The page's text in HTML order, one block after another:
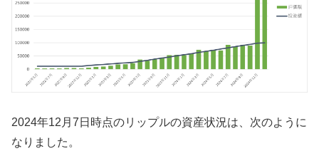
2024年12月7日時点のリップルの資産状況は、次のように
なりました。